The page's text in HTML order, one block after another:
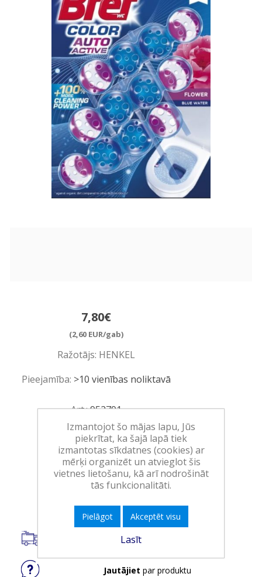
7,80€
(2,60 EUR/gab)
Ražotājs: HENKEL
Pieejamība: >10 vienības noliktavā
Art.:952791
EAN:9000101853384
Iepakojumā:9
Minimālais daudzums:1
Ielikt grozā
Piegāde visā Latvijā.
Jautājiet par produktu
Izmantojot šo mājas lapu, Jūs
piekrītat, ka šajā lapā tiek
izmantotas sīkdatnes (cookies) ar
mērķi organizēt un atvieglot šis
vietnes lietošanu, kā arī nodrošināt
tās funkcionalitāti.
Pielāgot Akceptēt visu
Lasīt